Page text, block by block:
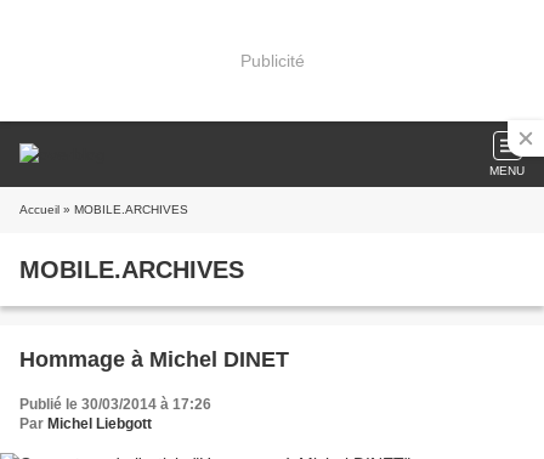
Publicité
MENU
Accueil » MOBILE.ARCHIVES
MOBILE.ARCHIVES
Hommage à Michel DINET
Publié le 30/03/2014 à 17:26
Par Michel Liebgott